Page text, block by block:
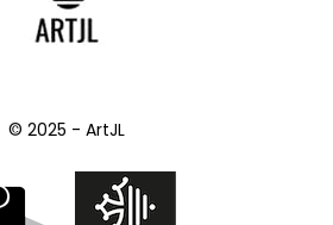
© 2025 - ArtJL